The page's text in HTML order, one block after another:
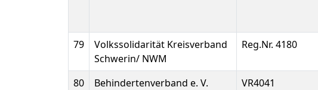
79
Volkssolidarität Kreisverband
Schwerin/ NWM
Reg.Nr. 4180
80
Behindertenverband e. V.
VR4041